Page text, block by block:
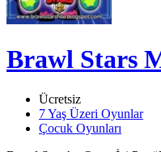
Brawl Stars
Ücretsiz
7 Yaş Üzeri Oyunlar
Çocuk Oyunları